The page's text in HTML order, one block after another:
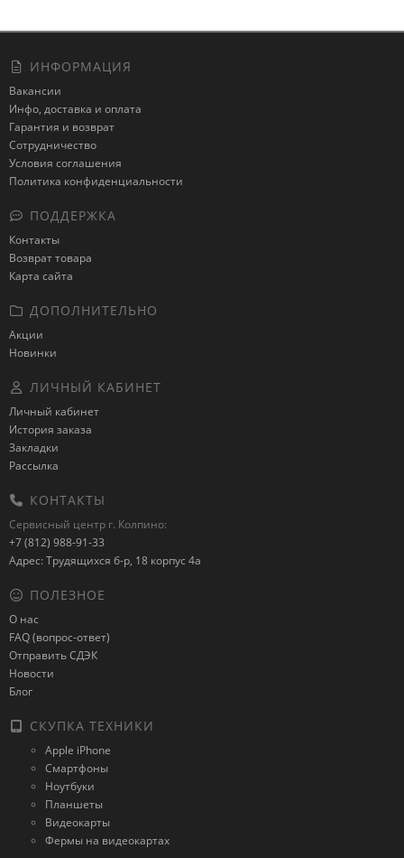
ИНФОРМАЦИЯ
Вакансии
Инфо, доставка и оплата
Гарантия и возврат
Сотрудничество
Условия соглашения
Политика конфиденциальности
ПОДДЕРЖКА
Контакты
Возврат товара
Карта сайта
ДОПОЛНИТЕЛЬНО
Акции
Новинки
ЛИЧНЫЙ КАБИНЕТ
Личный кабинет
История заказа
Закладки
Рассылка
КОНТАКТЫ
Сервисный центр г. Колпино:
+7 (812) 988-91-33
Адрес: Трудящихся б-р, 18 корпус 4а
ПОЛЕЗНОЕ
О нас
FAQ (вопрос-ответ)
Отправить СДЭК
Новости
Блог
СКУПКА ТЕХНИКИ
Apple iPhone
Смартфоны
Ноутбуки
Планшеты
Видеокарты
Фермы на видеокартах